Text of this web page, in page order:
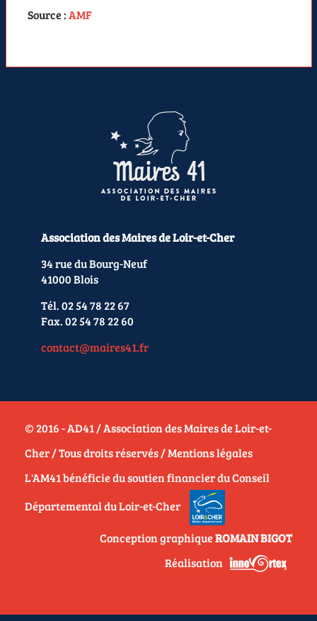
Source :AMF
Association des Maires de Loir-et-Cher
34 rue du Bourg-Neuf
41000 Blois
Tél. 02 54 78 22 67
Fax. 02 54 78 22 60
contact@maires41.fr
© 2016 - AD41 / Association des Maires de Loir-et-
Cher / Tous droits réservés /Mentions légales
L'AM41 bénéficie du soutien financier du Conseil
Départemental du Loir-et-Cher
Conception graphiqueROMAIN BIGOT
Réalisation